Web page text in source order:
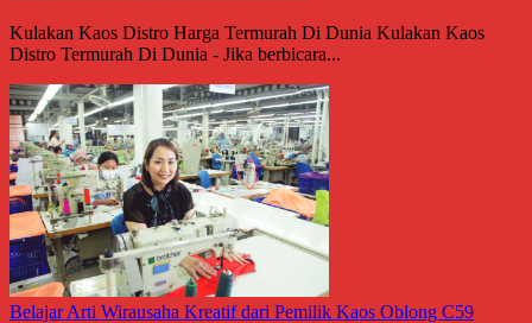
Kulakan Kaos Distro Harga Termurah Di Dunia Kulakan Kaos
Distro Termurah Di Dunia - Jika berbicara...
Belajar Arti Wirausaha Kreatif dari Pemilik Kaos Oblong C59